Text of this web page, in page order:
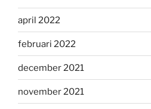
april 2022
februari 2022
december 2021
november 2021